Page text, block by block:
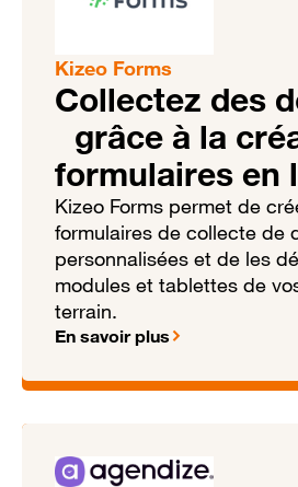
Kizeo Forms
Collectez des
grâce à la
formulaires en
Kizeo Forms permet de
formulaires de collecte de
personnalisées et de les
modules et tablettes de
terrain.
En savoir plus